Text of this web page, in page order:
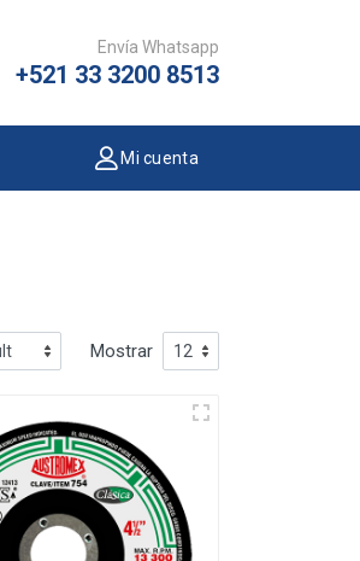
Envía Whatsapp
+521 33 3200 8513
Mi cuenta
Mostrar